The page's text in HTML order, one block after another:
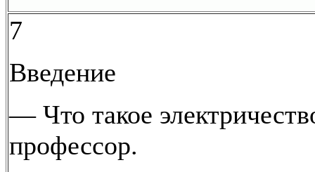
7
Введение
— Что такое
профессор.